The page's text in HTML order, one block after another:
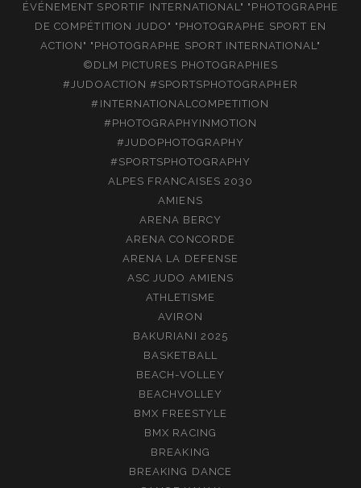
ÉVÉNEMENT SPORTIF INTERNATIONAL" "PHOTOGRAPHE
DE COMPÉTITION JUDO" "PHOTOGRAPHE SPORT EN
ACTION" "PHOTOGRAPHE SPORT INTERNATIONAL"
©DLM PICTURES PHOTOGRAPHIES
#JUDOACTION #SPORTSPHOTOGRAPHER
#INTERNATIONALCOMPETITION
#PHOTOGRAPHYINMOTION
#JUDOPHOTOGRAPHY
#SPORTSPHOTOGRAPHY
ALPES FRANCAISES 2030
AMIENS
ARENA BERCY
ARENA CONCORDE
ARENA LA DEFENSE
ASC JUDO AMIENS
ATHLETISME
AVIRON
BAKURIANI 2025
BASKETBALL
BEACH-VOLLEY
BEACHVOLLEY
BMX FREESTYLE
BMX RACING
BREAKING
BREAKING DANCE